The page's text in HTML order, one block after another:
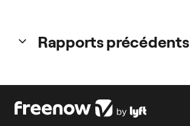
Rapports précédents
Télécharger le rapport 2024